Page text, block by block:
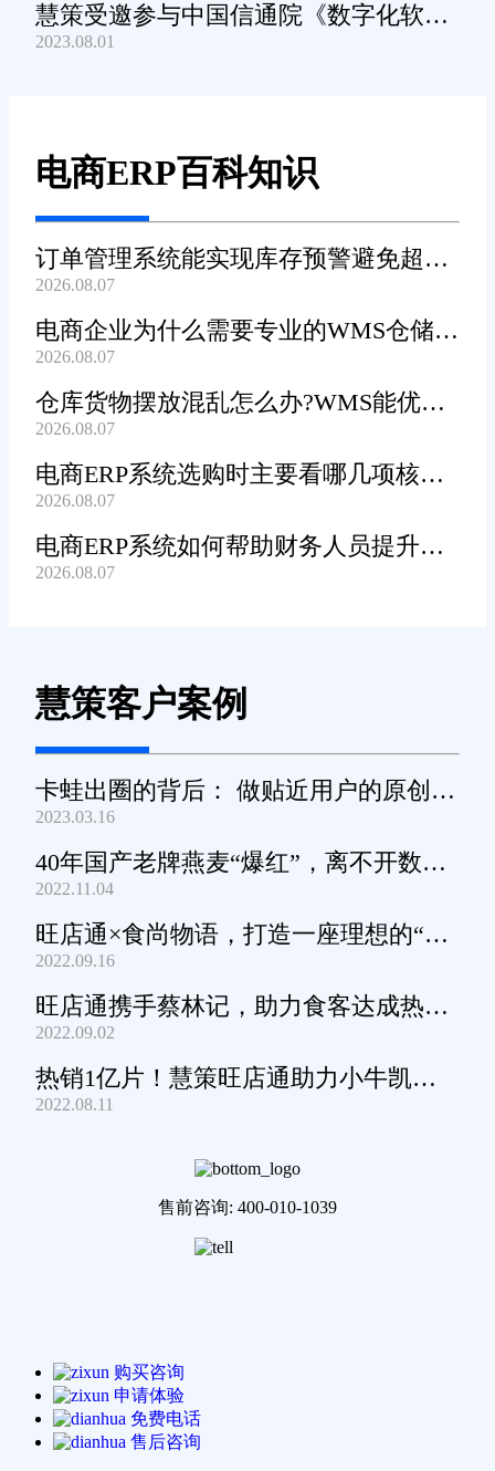
慧策受邀参与中国信通院《数字化软件
产品及服务能力》规范编制工作
2023.08.01
电商ERP百科知识
订单管理系统能实现库存预警避免超卖
吗?
2026.08.07
电商企业为什么需要专业的WMS仓储管
理系统?
2026.08.07
仓库货物摆放混乱怎么办?WMS能优化
货位吗?
2026.08.07
电商ERP系统选购时主要看哪几项核心
功能?
2026.08.07
电商ERP系统如何帮助财务人员提升对
账工作效率?
2026.08.07
慧策客户案例
卡蛙出圈的背后： 做贴近用户的原创小
家电
2023.03.16
40年国产老牌燕麦“爆红”，离不开数字
化工具的支撑
2022.11.04
旺店通×食尚物语，打造一座理想的“零
食王国”
2022.09.16
旺店通携手蔡林记，助力食客达成热干
面自由
2022.09.02
热销1亿片！慧策旺店通助力小牛凯西
通关家庭牛排圈~
2022.08.11
售前咨询: 400-010-1039
购买咨询
申请体验
免费电话
售后咨询